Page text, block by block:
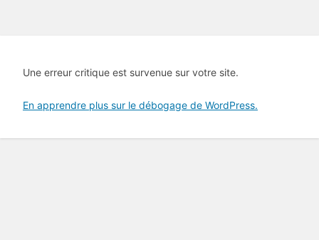
Une erreur critique est survenue sur votre site.
En apprendre plus sur le débogage de WordPress.